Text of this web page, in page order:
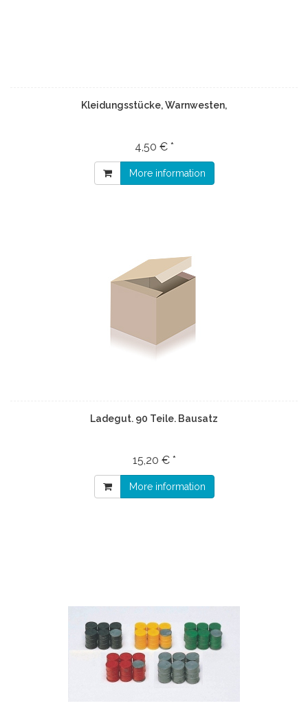
Kleidungsstücke, Warnwesten,
4,50 € *
More information
Ladegut. 90 Teile. Bausatz
15,20 € *
More information